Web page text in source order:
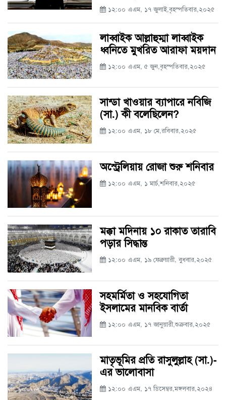
১২:০০ এএম, ১৭ জুলাই,বৃহস্পতিবার,২০২৫
লাব্বাইক আল্লাহুম্মা লাব্বাইক
ধ্বনিতে মুখরিত আরাফা ময়দান
১২:০০ এএম, ৫ জুন,বৃহস্পতিবার,২০২৫
সান্ডা খাওয়ার ব্যাপারে নবিজি
(সা.) কী বলেছিলেন?
১২:০০ এএম, ১৮ মে,রবিবার,২০২৫
অস্ট্রেলিয়ায় রোজা শুরু শনিবার
১২:০০ এএম, ১ মার্চ,শনিবার,২০২৫
মক্কা মদিনায় ১০ রাকাত তারাবি
পড়ার সিদ্ধান্ত
১২:০০ এএম, ১৯ ফেব্রুয়ারী, বুধবার,২০২৫
সহমর্মিতা ও সহযোগিতা
ইসলামের মানবিক বার্তা
১২:০০ এএম, ১৭ জানুয়ারী,শুক্রবার,২০২৫
মাতৃভূমির প্রতি রাসুলুল্লাহ (সা.)-
এর ভালোবাসা
১২:০০ এএম, ১৭ ডিসেম্বর,মঙ্গলবার,২০২৪